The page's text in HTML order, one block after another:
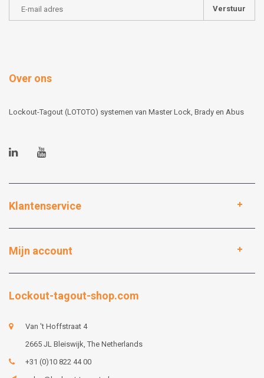
Verstuur
Over ons
Lockout-Tagout (LOTOTO) systemen van Master Lock, Brady en Abus
Klantenservice
Mijn account
Lockout-tagout-shop.com
Van 't Hoffstraat 4
2665 JL Bleiswijk, The Netherlands
+31 (0)10 822 44 00